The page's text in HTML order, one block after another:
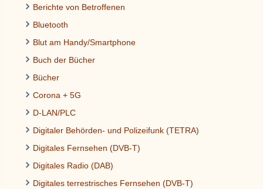
Berichte von Betroffenen
Bluetooth
Blut am Handy/Smartphone
Buch der Bücher
Bücher
Corona + 5G
D-LAN/PLC
Digitaler Behörden- und Polizeifunk (TETRA)
Digitales Fernsehen (DVB-T)
Digitales Radio (DAB)
Digitales terrestrisches Fernsehen (DVB-T)